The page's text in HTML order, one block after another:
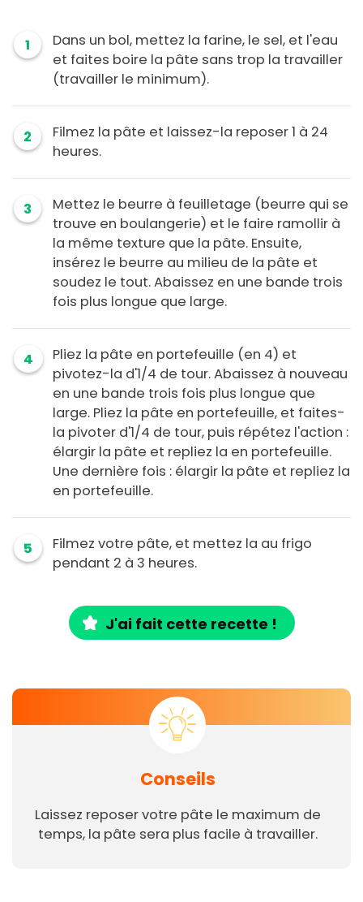
1
Dans un bol, mettez la farine, le sel, et l'eau
et faites boire la pâte sans trop la travailler
(travailler le minimum).
2
Filmez la pâte et laissez-la reposer 1 à 24
heures.
3
Mettez le beurre à feuilletage (beurre qui se
trouve en boulangerie) et le faire ramollir à
la même texture que la pâte. Ensuite,
insérez le beurre au milieu de la pâte et
soudez le tout. Abaissez en une bande trois
fois plus longue que large.
4
Pliez la pâte en portefeuille (en 4) et
pivotez-la d'1/4 de tour. Abaissez à nouveau
en une bande trois fois plus longue que
large. Pliez la pâte en portefeuille, et faites-
la pivoter d'1/4 de tour, puis répétez l'action :
élargir la pâte et repliez la en portefeuille.
Une dernière fois : élargir la pâte et repliez la
en portefeuille.
5
Filmez votre pâte, et mettez la au frigo
pendant 2 à 3 heures.
J'ai fait cette recette !
Conseils
Laissez reposer votre pâte le maximum de
temps, la pâte sera plus facile à travailler.